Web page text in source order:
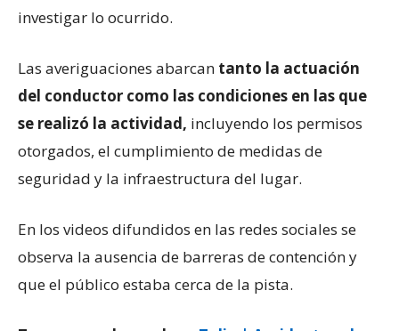
investigar lo ocurrido.
Las averiguaciones abarcan tanto la actuación
del conductor como las condiciones en las que
se realizó la actividad, incluyendo los permisos
otorgados, el cumplimiento de medidas de
seguridad y la infraestructura del lugar.
En los videos difundidos en las redes sociales se
observa la ausencia de barreras de contención y
que el público estaba cerca de la pista.